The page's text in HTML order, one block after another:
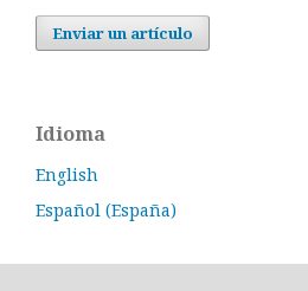
Enviar un artículo
Idioma
English
Español (España)